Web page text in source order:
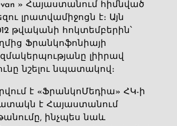
» Հայաստանում հիմնված
լրատվամիջոցն է։ Այն
թվականի հոկտեմբերին՝
Ֆրանկոֆոնիայի
լիիրավ
նշելու նպատակով։
է «ՖրանկոՄեդիա» ՀԿ-ի
է Հայաստանում
ինչպես նաև